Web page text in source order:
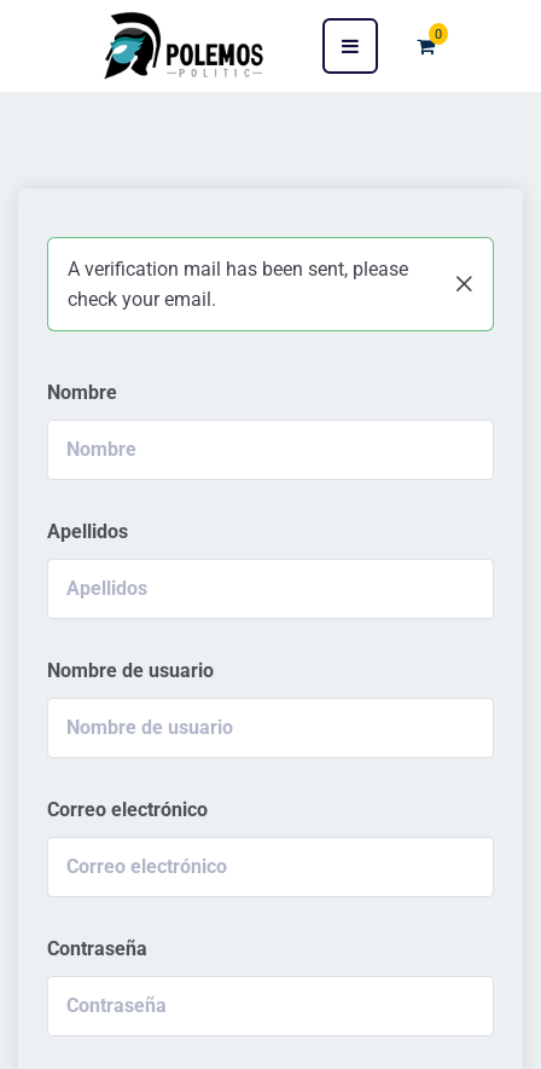
0
A verification mail has been sent, please
check your email.
Nombre
Apellidos
Nombre de usuario
Correo electrónico
Contraseña